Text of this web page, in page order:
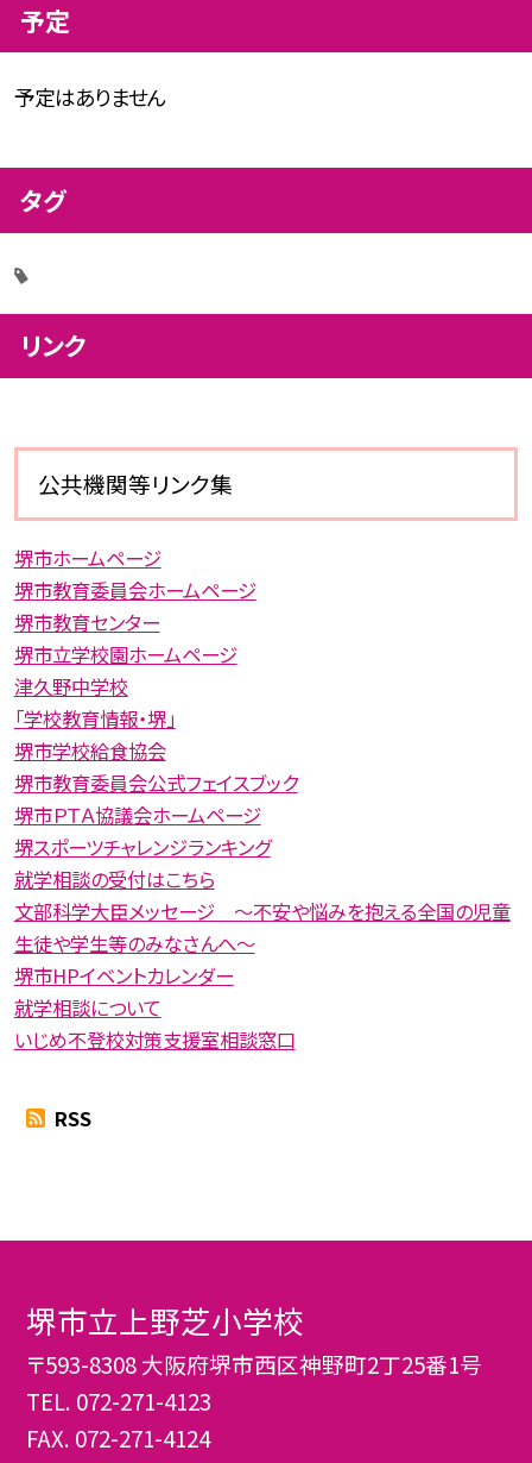
予定
予定はありません
タグ
リンク
公共機関等リンク集
堺市ホームページ
堺市教育委員会ホームページ
堺市教育センター
堺市立学校園ホームページ
津久野中学校
「学校教育情報・堺」
堺市学校給食協会
堺市教育委員会公式フェイスブック
堺市ＰＴＡ協議会ホームページ
堺スポーツチャレンジランキング
就学相談の受付はこちら
文部科学大臣メッセージ 〜不安や悩みを抱える全国の児童
生徒や学生等のみなさんへ〜
堺市HPイベントカレンダー
就学相談について
いじめ不登校対策支援室相談窓口
RSS
堺市立上野芝小学校
〒593-8308 大阪府堺市西区神野町2丁25番1号
TEL. 072-271-4123
FAX. 072-271-4124